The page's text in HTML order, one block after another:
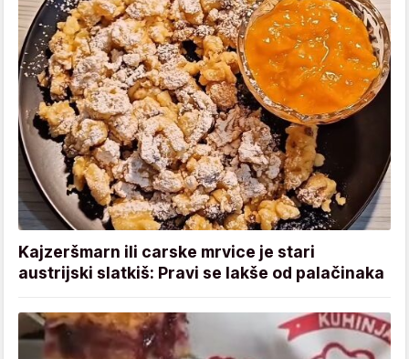
Kajzeršmarn ili carske mrvice je stari
austrijski slatkiš: Pravi se lakše od palačinaka